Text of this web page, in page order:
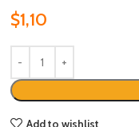
$1,10
Add to wishlist